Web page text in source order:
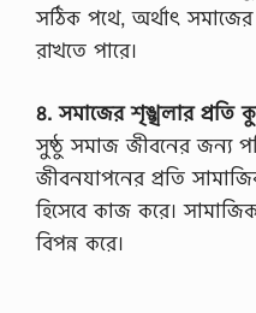
সঠিক পথে, অর্থাৎ
রাখতে পারে।
৪. সমাজের শৃঙ্খলার প্রতি
সুষ্ঠু সমাজ জীবনের জন্য
জীবনযাপনের প্রতি
হিসেবে কাজ করে।
বিপন্ন করে।